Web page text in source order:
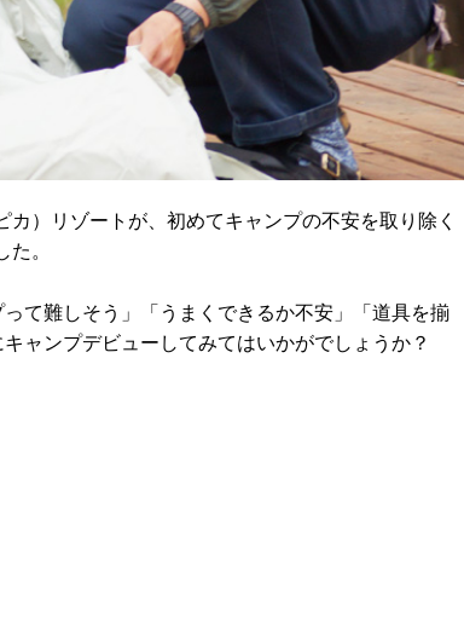
）リゾートが、初めてキャンプの不安を取り除く
。
て難しそう」「うまくできるか不安」「道具を揃
ャンプデビューしてみてはいかがでしょうか？